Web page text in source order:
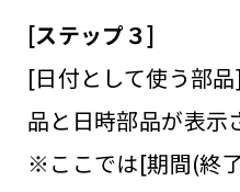
[ステップ３]
[日付として使う部
品と日時部品が表示
※ここでは[期間(終